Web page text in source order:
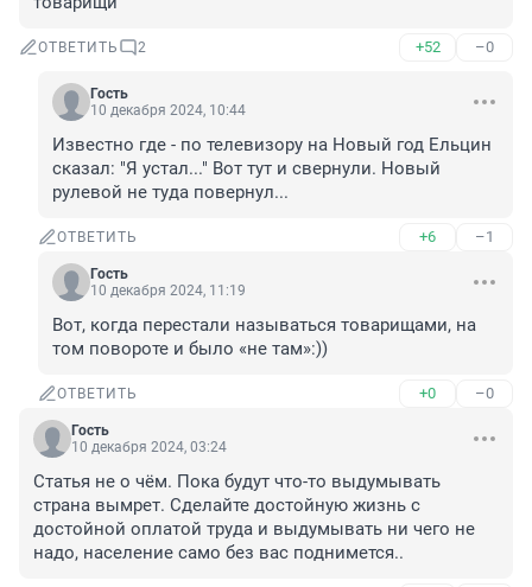
ОТВЕТИТЬ 2 +52 –0
Гость
10 декабря 2024, 10:44
Известно где - по телевизору на Новый год Ельцин
сказал: "Я устал..." Вот тут и свернули. Новый
рулевой не туда повернул...
ОТВЕТИТЬ +6 –1
Гость
10 декабря 2024, 11:19
Вот, когда перестали называться товарищами, на
том повороте и было «не там»:))
ОТВЕТИТЬ +0 –0
Гость
10 декабря 2024, 03:24
Статья не о чём. Пока будут что-то выдумывать
страна вымрет. Сделайте достойную жизнь с
достойной оплатой труда и выдумывать ни чего не
надо, население само без вас поднимется..